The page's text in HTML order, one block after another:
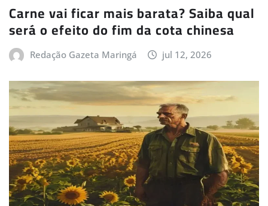
Carne vai ficar mais barata? Saiba qual
será o efeito do fim da cota chinesa
Redação Gazeta Maringá jul 12, 2026